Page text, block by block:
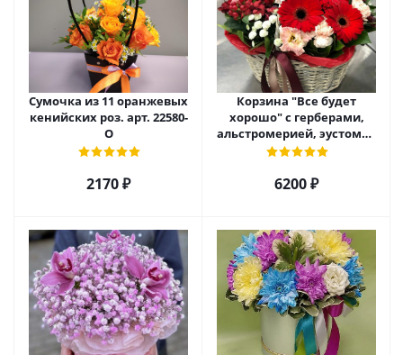
Сумочка из 11 оранжевых
кенийских роз. арт. 22580-
О
2170 ₽
Корзина "Все будет
хорошо" с герберами,
альстромерией, эустомой
и хризантемой арт. 22461
6200 ₽